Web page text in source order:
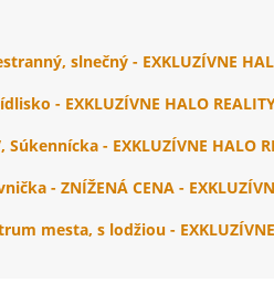
slnečný - EXKLUZÍVNE
- EXKLUZÍVNE HALO
- EXKLUZÍVNE HALO
- ZNÍŽENÁ CENA -
mesta, s lodžiou - EXKLUZÍVNE